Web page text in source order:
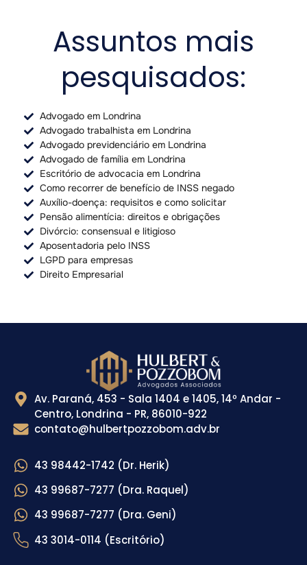
Assuntos mais
pesquisados:
Advogado em Londrina
Advogado trabalhista em Londrina
Advogado previdenciário em Londrina
Advogado de família em Londrina
Escritório de advocacia em Londrina
Como recorrer de benefício de INSS negado
Auxílio-doença: requisitos e como solicitar
Pensão alimentícia: direitos e obrigações
Divórcio: consensual e litigioso
Aposentadoria pelo INSS
LGPD para empresas
Direito Empresarial
Av. Paraná, 453 - Sala 1404 e 1405, 14º Andar -
Centro, Londrina - PR, 86010-922
contato@hulbertpozzobom.adv.br
43 98442-1742 (Dr. Herik)
43 99687-7277 (Dra. Raquel)
43 99687-7277 (Dra. Geni)
43 3014-0114 (Escritório)